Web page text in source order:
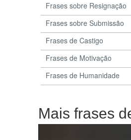
Frases sobre Resignação
Frases sobre Submissão
Frases de Castigo
Frases de Motivação
Frases de Humanidade
Mais frases